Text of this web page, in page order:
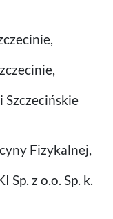
Fizykalnej,
Sp. z o.o. Sp. k.